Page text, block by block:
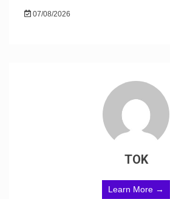
07/08/2026
TOK
Learn More →